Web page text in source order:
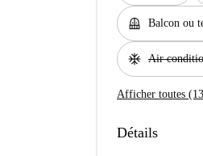
balcony Balcon ou
ac_unit Air
Afficher toutes
Détails